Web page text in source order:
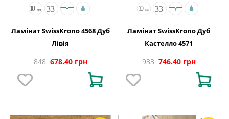
Ламінат SwissKrono 4568 Дуб
Лівія
848 678.40 грн
Ламінат SwissKrono Дуб
Кастелло 4571
933 746.40 грн